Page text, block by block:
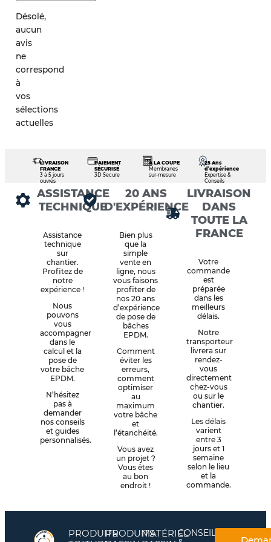
Désolé,
aucun
avis
ne
correspond
à
vos
sélections
actuelles
LIVRAISON
FRANCE
3 à 5 jours
ouvrés
PAIEMENT
SÉCURISÉ
3D Secure
À LA COUPE
Membranes
sur-mesure
25 Ans
d’expérience
Expertise &
Conseils
ASSISTANCE
TECHNIQUE
Assistance
technique
sur
chantier.
Profitez de
notre
expérience !
Nous
pouvons
vous
accompagner
dans le
calcul et la
pose de
votre bâche
EPDM.
N’hésitez
pas à
demander
nos conseils
et guides
personnalisés.
20 ANS
D'EXPÉRIENCE
Bien plus
que la
simple
vente en
ligne, nous
vous faisons
profiter de
nos 20 ans
d’expérience
de pose de
bâches
EPDM.
Comment
éviter les
erreurs,
comment
optimiser
au
maximum
votre bâche
et
l’étanchéité.
Vous avez
un projet ?
Vous êtes
au bon
endroit !
LIVRAISON
DANS
TOUTE LA
FRANCE
Votre
commande
est
préparée
dans les
meilleurs
délais.
Notre
transporteur
livrera sur
rendez-
vous
directement
chez-vous
ou sur le
chantier.
Les délais
varient
entre 3
jours et 1
semaine
selon le lieu
et la
commande.
PRODUITSPRODUITSMATÉRIELCONSEILS